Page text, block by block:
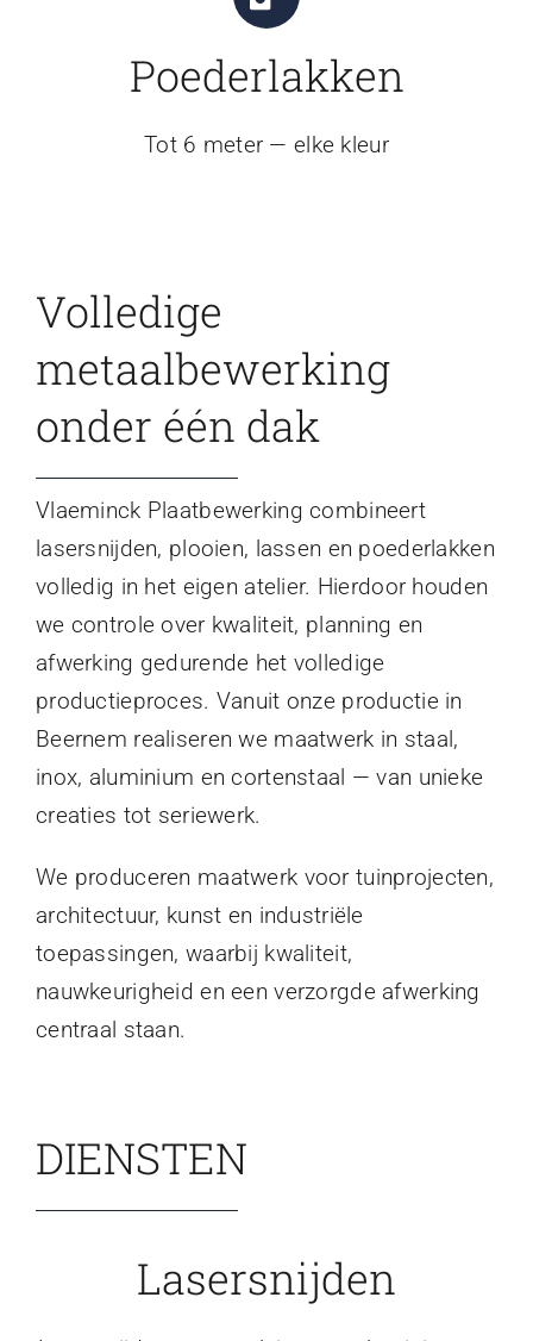
Poederlakken
Tot 6 meter — elke kleur
Volledige
metaalbewerking
onder één dak
Vlaeminck Plaatbewerking combineert
lasersnijden, plooien, lassen en poederlakken
volledig in het eigen atelier. Hierdoor houden
we controle over kwaliteit, planning en
afwerking gedurende het volledige
productieproces. Vanuit onze productie in
Beernem realiseren we maatwerk in staal,
inox, aluminium en cortenstaal — van unieke
creaties tot seriewerk.
We produceren maatwerk voor tuinprojecten,
architectuur, kunst en industriële
toepassingen, waarbij kwaliteit,
nauwkeurigheid en een verzorgde afwerking
centraal staan.
DIENSTEN
Lasersnijden